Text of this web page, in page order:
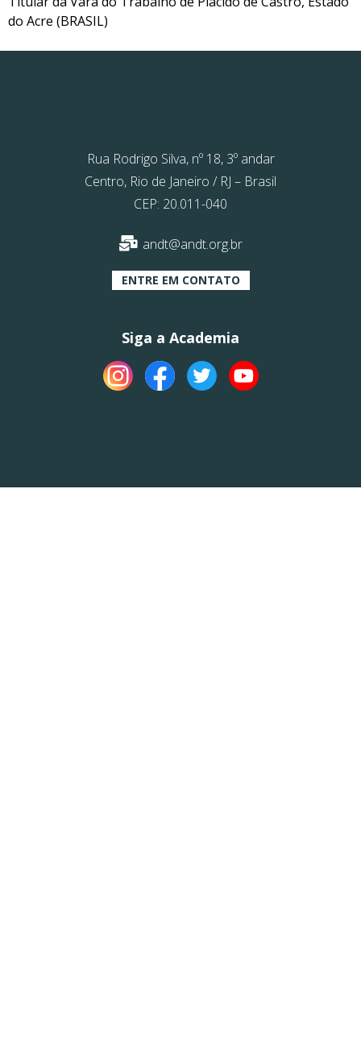
do Acre (BRASIL)
Rua Rodrigo Silva, nº 18, 3º andar
Centro, Rio de Janeiro / RJ – Brasil
CEP: 20.011-040
andt@andt.org.br
ENTRE EM CONTATO
Siga a Academia